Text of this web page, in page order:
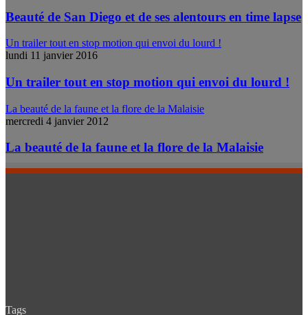
Beauté de San Diego et de ses alentours en time lapse
Un trailer tout en stop motion qui envoi du lourd !
lundi 11 janvier 2016
Un trailer tout en stop motion qui envoi du lourd !
La beauté de la faune et la flore de la Malaisie
mercredi 4 janvier 2012
La beauté de la faune et la flore de la Malaisie
Tags